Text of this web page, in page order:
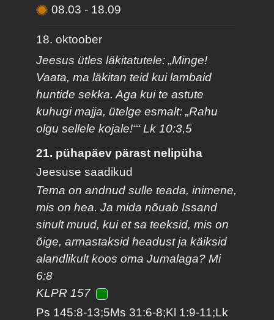
08.03- 18.09
18. oktoober
Jeesus ütles läkitatutele: „Minge!
Vaata, ma läkitan teid kui lambaid
huntide sekka. Aga kui te astute
kuhugi majja, ütelge esmalt: „Rahu
olgu sellele kojale!““ Lk 10:3,5
21. pühapäev pärast nelipüha
Jeesuse saadikud
Tema on andnud sulle teada, inimene,
mis on hea. Ja mida nõuab Issand
sinult muud, kui et sa teeksid, mis on
õige, armastaksid headust ja käiksid
alandlikult koos oma Jumalaga? Mi
6:8
KLPR 157
Ps 145:8-13;5Ms 31:6-8;Kl 1:9-11;Lk